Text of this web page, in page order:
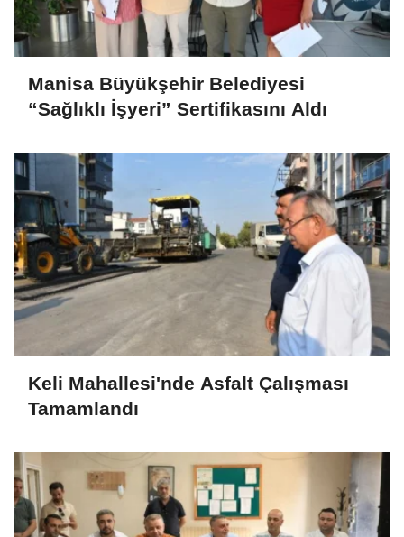
Manisa Büyükşehir Belediyesi
“Sağlıklı İşyeri” Sertifikasını Aldı
Keli Mahallesi'nde Asfalt Çalışması
Tamamlandı